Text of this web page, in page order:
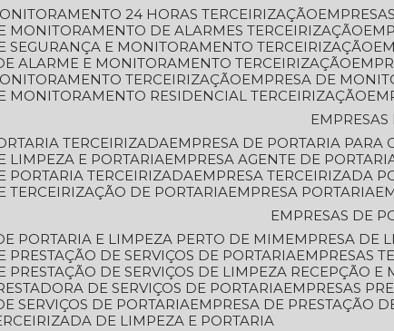
24 HORAS TERCEIRIZAÇÃO
MONITORAMENTO DE ALARMES TERCEIRIZAÇÃO
SEGURANÇA E MONITORAMENTO TERCEIRIZAÇÃO
DE ALARME E MONITORAMENTO TERCEIRIZAÇÃO
TERCEIRIZAÇÃO
EMPRESA DE
MONITORAMENTO RESIDENCIAL TERCEIRIZAÇÃO
TERCEIRIZADA
EMPRESA DE PORTARIA
LIMPEZA E PORTARIA
EMPRESA AGENTE DE
PORTARIA TERCEIRIZADA
EMPRESA TERCEIRIZADA
TERCEIRIZAÇÃO DE PORTARIA
EMPRESA PORTARIA
EMPRESAS DE
PORTARIA E LIMPEZA PERTO DE MIM
EMPRESA DE
PRESTAÇÃO DE SERVIÇOS DE PORTARIA
EMPRESAS
PRESTAÇÃO DE SERVIÇOS DE LIMPEZA RECEPÇÃO
DE SERVIÇOS DE PORTARIA
EMPRESAS
SERVIÇOS DE PORTARIA
EMPRESA DE PRESTAÇÃO
DE LIMPEZA E PORTARIA